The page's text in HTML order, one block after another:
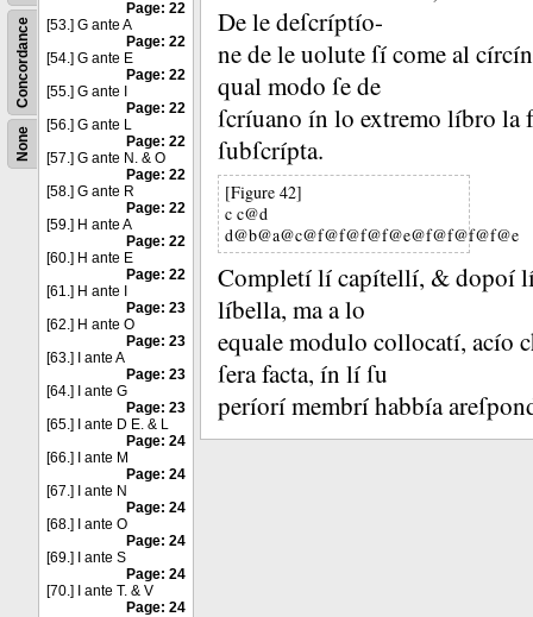
None
Concordance
Page: 22
[53.] G ante A
Page: 22
[54.] G ante E
Page: 22
[55.] G ante I
Page: 22
[56.] G ante L
Page: 22
[57.] G ante N. & O
Page: 22
[58.] G ante R
Page: 22
[59.] H ante A
Page: 22
[60.] H ante E
Page: 22
[61.] H ante I
Page: 23
[62.] H ante O
Page: 23
[63.] I ante A
Page: 23
[64.] I ante G
Page: 23
[65.] I ante D E. & L
Page: 24
[66.] I ante M
Page: 24
[67.] I ante N
Page: 24
[68.] I ante O
Page: 24
[69.] I ante S
Page: 24
[70.] I ante T. & V
Page: 24
De le deſcríptío-
ne de le uolute ſí come al
qual modo ſe de
ſcríuano ín lo extremo líbro
ſubſcrípta.
[Figure 42]
c c@d
d@b@a@c@f@f@f@f@e@f@f@f@f@e
Completí lí capítellí, &dopoí
líbella, ma a lo
equale modulo collocatí, acío
ſera facta, ín lí ſu
períorí membrí habbía